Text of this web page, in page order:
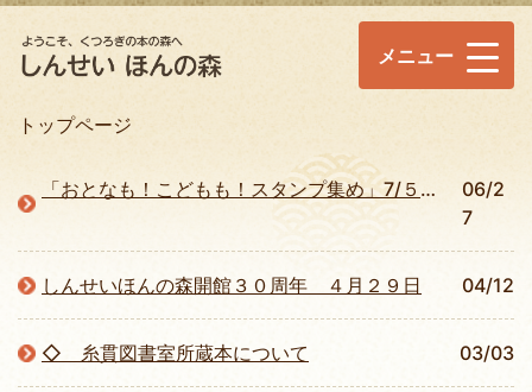
メニュー
トップページ
「おとなも！こどもも！スタンプ集め」7/５まで
06/2
7
しんせいほんの森開館３０周年 ４月２９日 04/12
◇ 糸貫図書室所蔵本について 03/03